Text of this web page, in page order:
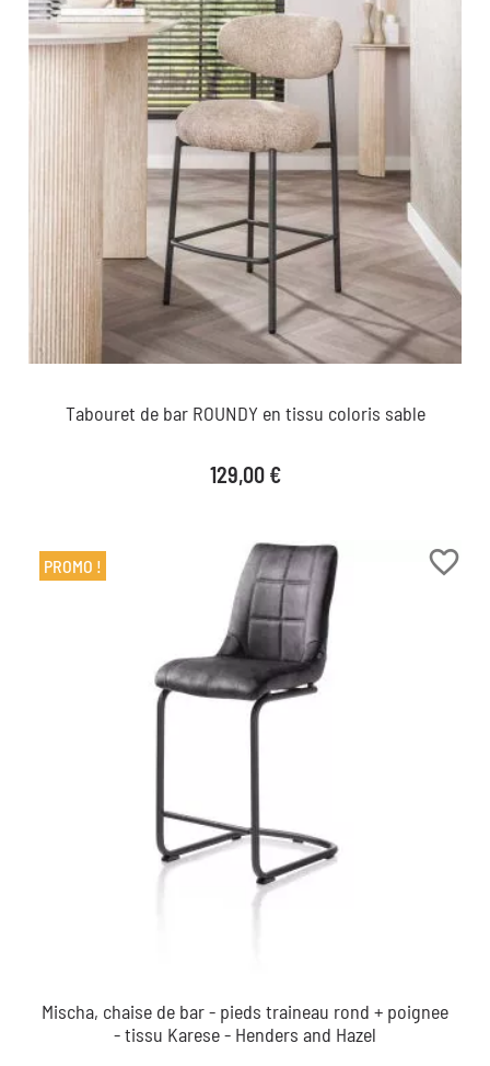
Tabouret de bar ROUNDY en tissu coloris sable
Prix
129,00 €
favorite_border
Mischa, chaise de bar - pieds traineau rond + poignee
- tissu Karese - Henders and Hazel
PROMO !